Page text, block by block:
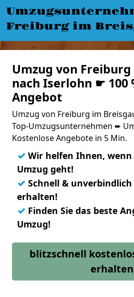
Freiburg im
Umzug von
nach Iserlohn ☛ 100
Angebot
Umzug von Freiburg im
Top-Umzugsunternehmen ➨
Kostenlose Angebote in 5 Min.
✓ Wir helfen Ihnen,
Umzug geht!
✓ Schnell &
erhalten!
✓ Finden Sie das beste
Umzug!
blitzschnell
erhalten